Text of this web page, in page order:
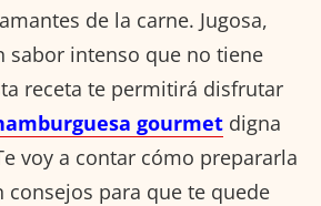
de la carne. Jugosa,
sabor intenso que no tiene
receta te permitirá disfrutar
gourmet digna
voy a contar cómo prepararla
consejos para que te quede